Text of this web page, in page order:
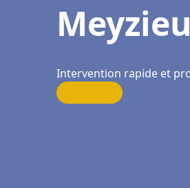
Meyzieu
Intervention rapide et